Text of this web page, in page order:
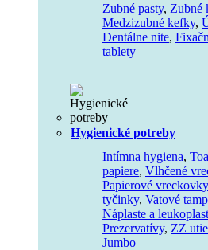
Zubné pasty, Zubné
Medzizubné kefky,
Dentálne nite,
tablety
Hygienické potreby
Intímna hygiena,
papiere, Vlhčené
Papierové vreckovky
tyčinky, Vatové
Náplaste a
Prezervatívy, ZZ
Jumbo